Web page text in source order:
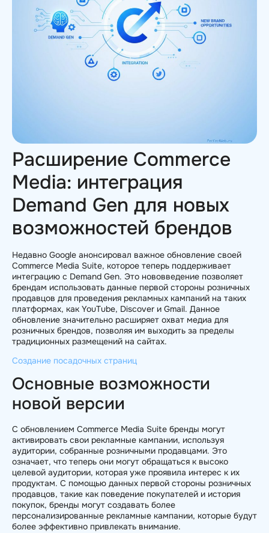
Расширение Commerce
Media: интеграция
Demand Gen для новых
возможностей брендов
Недавно Google анонсировал важное обновление своей
Commerce Media Suite, которое теперь поддерживает
интеграцию с Demand Gen. Это нововведение позволяет
брендам использовать данные первой стороны розничных
продавцов для проведения рекламных кампаний на таких
платформах, как YouTube, Discover и Gmail. Данное
обновление значительно расширяет охват медиа для
розничных брендов, позволяя им выходить за пределы
традиционных размещений на сайтах.
Создание посадочных страниц
Основные возможности
новой версии
С обновлением Commerce Media Suite бренды могут
активировать свои рекламные кампании, используя
аудитории, собранные розничными продавцами. Это
означает, что теперь они могут обращаться к высоко
целевой аудитории, которая уже проявила интерес к их
продуктам. С помощью данных первой стороны розничных
продавцов, такие как поведение покупателей и история
покупок, бренды могут создавать более
персонализированные рекламные кампании, которые будут
более эффективно привлекать внимание.